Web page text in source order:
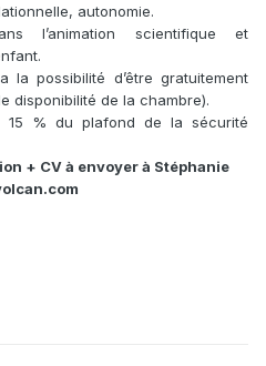
autonomie.
l’animation scientifique et
la possibilité d’être gratuitement
disponibilité de la chambre).
% du plafond de la sécurité
+ CV à envoyer à Stéphanie